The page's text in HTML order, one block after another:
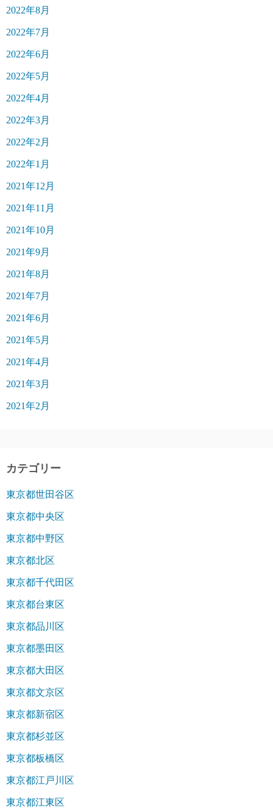
2022年8月
2022年7月
2022年6月
2022年5月
2022年4月
2022年3月
2022年2月
2022年1月
2021年12月
2021年11月
2021年10月
2021年9月
2021年8月
2021年7月
2021年6月
2021年5月
2021年4月
2021年3月
2021年2月
カテゴリー
東京都世田谷区
東京都中央区
東京都中野区
東京都北区
東京都千代田区
東京都台東区
東京都品川区
東京都墨田区
東京都大田区
東京都文京区
東京都新宿区
東京都杉並区
東京都板橋区
東京都江戸川区
東京都江東区